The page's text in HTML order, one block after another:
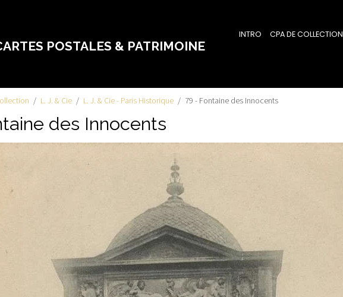
POSTALES & PATRIMOINE
INTRO CPA DE COLLECTION
L. J. & Cie L. J. & Cie - Paris Historique 79 - Fontaine des Innocents
des Innocents